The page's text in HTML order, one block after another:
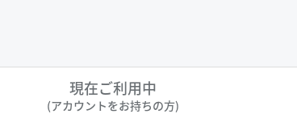
現在ご利用中
(アカウントをお持ちの方)